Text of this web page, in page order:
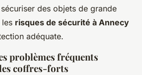
des objets de grande
risques de sécurité à Annecy
adéquate.
problèmes fréquents
coffres-forts